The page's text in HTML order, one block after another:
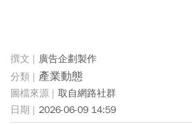
廣告企劃製作
產業動態
取自網路社群
2026-06-09 14:59